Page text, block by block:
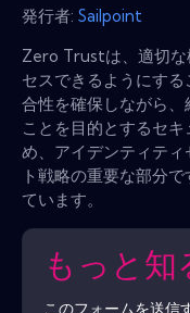
発行者: Sailpoint
Zero Trustは、適切な
セスできるようにす
合性を確保しながら
ことを目的とするセ
め、アイデンティテ
ト戦略の重要な部分
ています。
もっと知
このフォームを送信